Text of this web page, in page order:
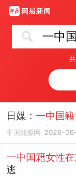
日媒： 一中国
中国能源网 2026-
一中国籍女性
逃